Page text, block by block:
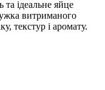
та ідеальне яйце
витриманого
текстур і аромату.